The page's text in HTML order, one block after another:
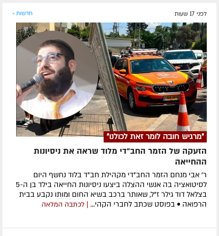
לפני 17 שעות חדשות »
"מרגיש חובה לומר זאת לכולנו"
הזעקה של הזמר החב"די מלוד שראה את ניסיונות
ההחייאה
ר' אבי מנחם הזמר החב"די מקהילת חב"ד בלוד נחשף היום
לסיטואציה בה אנשי ההצלה ביצעו ניסיונות החייאה בילד בן ה-5
בצלאל דוד גילר ז"ל, שאותר ברכב בשיא החום ומותו נקבע בבית
הרפואה • בפוסט שכתב לחברי הקהי... | לכתבה המלאה